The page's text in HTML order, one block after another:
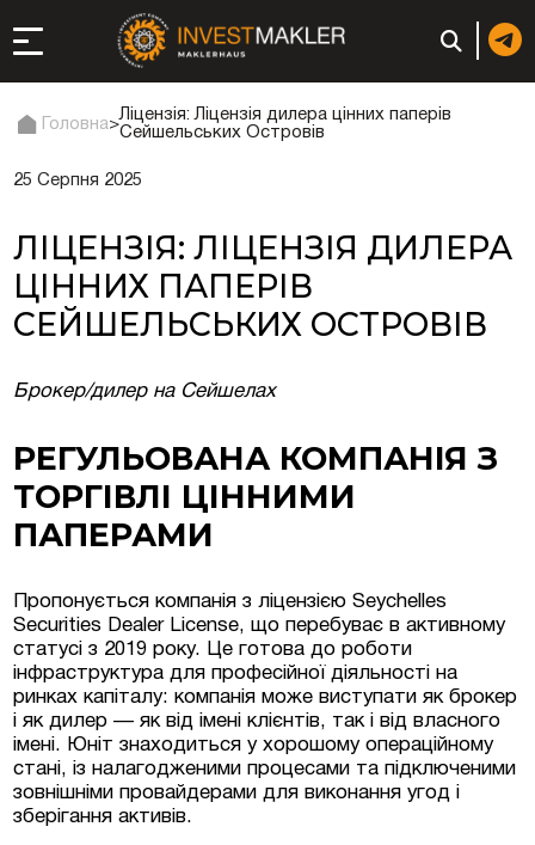
довгострокової
та супутні
реєстрація чи
(фірми) у
ОАЕ | Відкрити
проєкти та
та Австрії
нерухомість у
Головна>
Ліцензія: Ліцензія дилера цінних паперів
Сейшельських Островів
25 Серпня 2025
ЛІЦЕНЗІЯ: ЛІЦЕНЗІЯ ДИЛЕРА
ЦІННИХ ПАПЕРІВ
СЕЙШЕЛЬСЬКИХ ОСТРОВІВ
Брокер/дилер на Сейшелах
РЕГУЛЬОВАНА КОМПАНІЯ З
ТОРГІВЛІ ЦІННИМИ
ПАПЕРАМИ
Пропонується компанія з ліцензією Seychelles
Securities Dealer License, що перебуває в активному
статусі з 2019 року. Це готова до роботи
інфраструктура для професійної діяльності на
ринках капіталу: компанія може виступати як брокер
і як дилер — як від імені клієнтів, так і від власного
імені. Юніт знаходиться у хорошому операційному
стані, із налагодженими процесами та підключеними
зовнішніми провайдерами для виконання угод і
зберігання активів.